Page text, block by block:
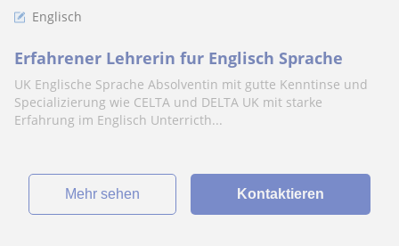
Englisch
Erfahrener Lehrerin fur Englisch Sprache
UK Englische Sprache Absolventin mit gutte Kenntinse und
Specializierung wie CELTA und DELTA UK mit starke
Erfahrung im Englisch Unterricth...
Mehr sehen Kontaktieren